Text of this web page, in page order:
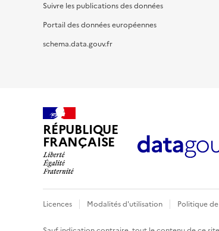
Suivre les publications des données
Portail des données européennes
schema.data.gouv.fr
RÉPUBLIQUE
FRANÇAISE
Licences Modalités d'utilisation Politique